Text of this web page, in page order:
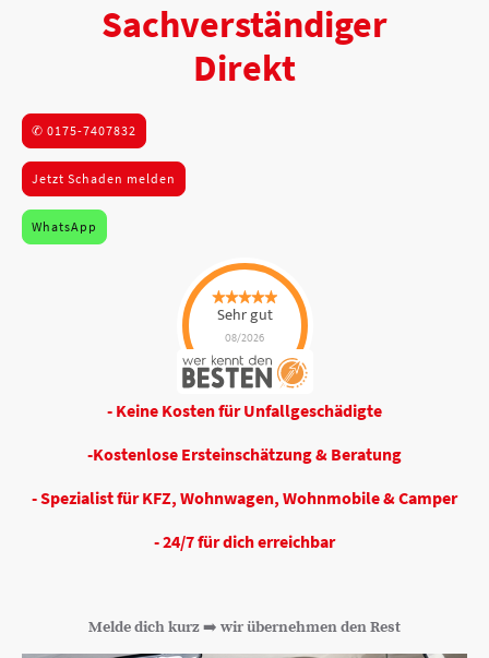
Sachverständiger
Direkt
✆ 0175-7407832
WhatsApp
Jetzt Schaden melden
Sehr gut
08/2026
Sachverständiger
Direkt UGhat5 von5
Sternen |
15Sachverständiger
Bewertungen auf
werkenntdenBESTEN.
- Keine Kosten für Unfallgeschädigte
-Kostenlose Ersteinschätzung & Beratung
- Spezialist für KFZ, Wohnwagen, Wohnmobile & Camper
- 24/7 für dich erreichbar
Melde dich kurz➡️ wir übernehmen den Rest